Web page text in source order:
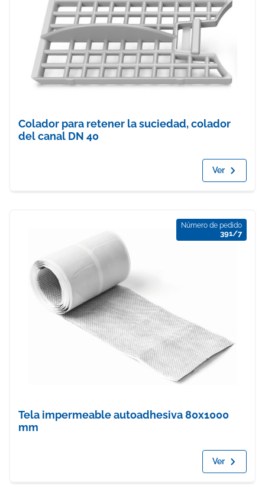
Colador para retener la suciedad, colador
del canal DN 40
Ver
Número de pedido
391/7
Tela impermeable autoadhesiva 80x1000
mm
Ver